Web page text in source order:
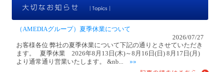
（AMEDIAグループ）夏季休業について
2026/07/27
お客様各位 弊社の夏季休業について下記の通りとさせていただき
ます。 夏季休業 2026年8月13日(木)～8月16日(日) 8月17日(月)
より通常通り営業いたします。 &nb...»»